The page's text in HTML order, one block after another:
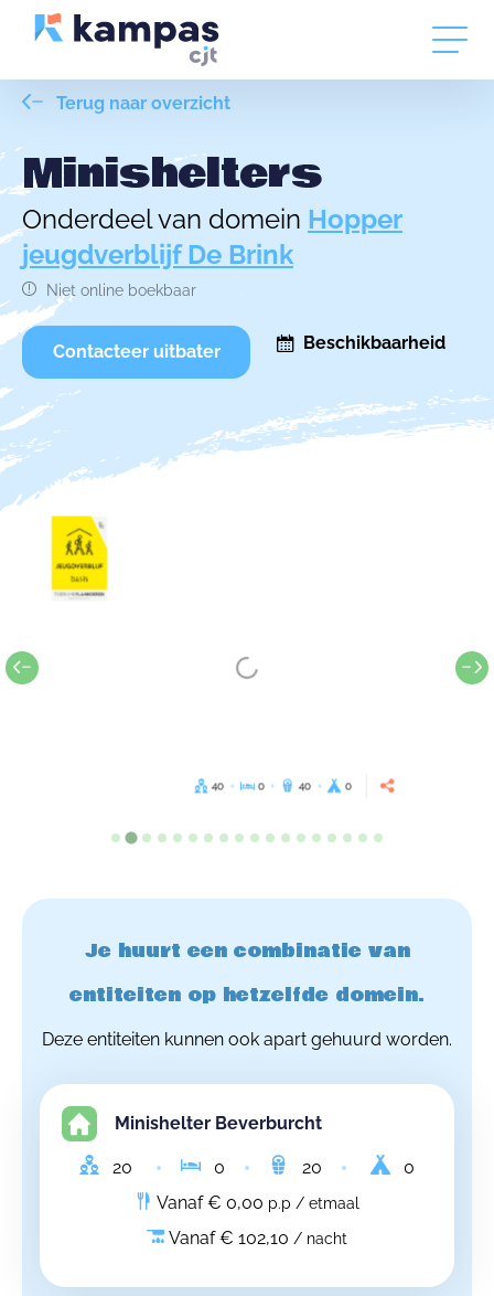
Terug naar overzicht
Minishelters
Onderdeel van domein Hopper
jeugdverblijf De Brink
Niet online boekbaar
Contacteer uitbater Beschikbaarheid
40 0 40 0
Je huurt een combinatie van
entiteiten op hetzelfde domein.
Deze entiteiten kunnen ook apart gehuurd worden.
Minishelter Beverburcht
20 0 20
0
Vanaf € 0,00 p.p / etmaal
Vanaf € 102,10 / nacht